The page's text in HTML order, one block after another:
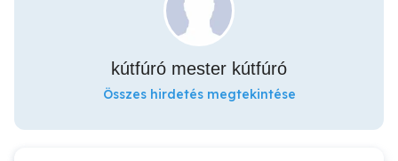
kútfúró mester kútfúró
Összes hirdetés megtekintése